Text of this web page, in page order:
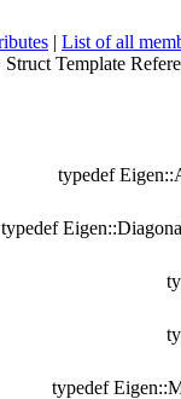
| List of all
Template
typedef
typedef
typedef